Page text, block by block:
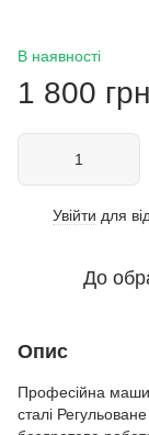
В наявності
1 800 грн
Увійти для
До
Опис
Професійна
сталі